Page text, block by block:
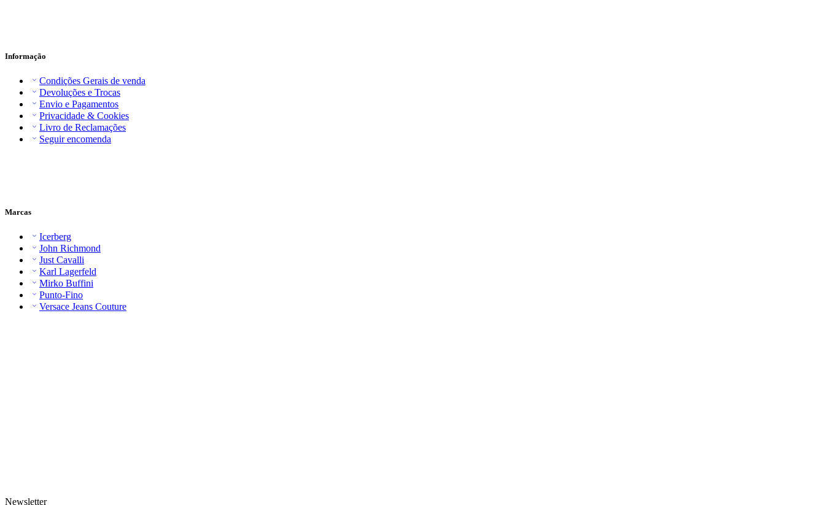
Informação
Condições Gerais de venda
Devoluções e Trocas
Envio e Pagamentos
Privacidade & Cookies
Livro de Reclamações
Seguir encomenda
Marcas
Icerberg
John Richmond
Just Cavalli
Karl Lagerfeld
Mirko Buffini
Punto-Fino
Versace Jeans Couture
Newsletter